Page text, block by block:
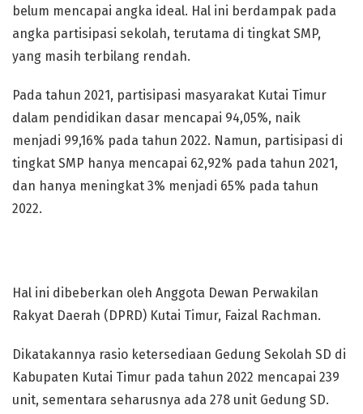
belum mencapai angka ideal. Hal ini berdampak pada
angka partisipasi sekolah, terutama di tingkat SMP,
yang masih terbilang rendah.
Pada tahun 2021, partisipasi masyarakat Kutai Timur
dalam pendidikan dasar mencapai 94,05%, naik
menjadi 99,16% pada tahun 2022. Namun, partisipasi di
tingkat SMP hanya mencapai 62,92% pada tahun 2021,
dan hanya meningkat 3% menjadi 65% pada tahun
2022.
Hal ini dibeberkan oleh Anggota Dewan Perwakilan
Rakyat Daerah (DPRD) Kutai Timur, Faizal Rachman.
Dikatakannya rasio ketersediaan Gedung Sekolah SD di
Kabupaten Kutai Timur pada tahun 2022 mencapai 239
unit, sementara seharusnya ada 278 unit Gedung SD.